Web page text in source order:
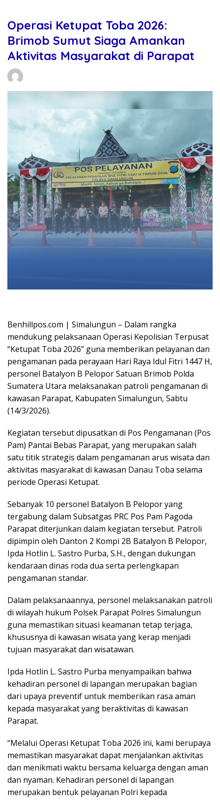
Operasi Ketupat Toba 2026:
Brimob Sumut Siaga Amankan
Aktivitas Masyarakat di Parapat
Benhillpos.com | Simalungun – Dalam rangka
mendukung pelaksanaan Operasi Kepolisian Terpusat
“Ketupat Toba 2026” guna memberikan pelayanan dan
pengamanan pada perayaan Hari Raya Idul Fitri 1447 H,
personel Batalyon B Pelopor Satuan Brimob Polda
Sumatera Utara melaksanakan patroli pengamanan di
kawasan Parapat, Kabupaten Simalungun, Sabtu
(14/3/2026).
Kegiatan tersebut dipusatkan di Pos Pengamanan (Pos
Pam) Pantai Bebas Parapat, yang merupakan salah
satu titik strategis dalam pengamanan arus wisata dan
aktivitas masyarakat di kawasan Danau Toba selama
periode Operasi Ketupat.
Sebanyak 10 personel Batalyon B Pelopor yang
tergabung dalam Subsatgas PRC Pos Pam Pagoda
Parapat diterjunkan dalam kegiatan tersebut. Patroli
dipimpin oleh Danton 2 Kompi 2B Batalyon B Pelopor,
Ipda Hotlin L. Sastro Purba, S.H., dengan dukungan
kendaraan dinas roda dua serta perlengkapan
pengamanan standar.
Dalam pelaksanaannya, personel melaksanakan patroli
di wilayah hukum Polsek Parapat Polres Simalungun
guna memastikan situasi keamanan tetap terjaga,
khususnya di kawasan wisata yang kerap menjadi
tujuan masyarakat dan wisatawan.
Ipda Hotlin L. Sastro Purba menyampaikan bahwa
kehadiran personel di lapangan merupakan bagian
dari upaya preventif untuk memberikan rasa aman
kepada masyarakat yang beraktivitas di kawasan
Parapat.
“Melalui Operasi Ketupat Toba 2026 ini, kami berupaya
memastikan masyarakat dapat menjalankan aktivitas
dan menikmati waktu bersama keluarga dengan aman
dan nyaman. Kehadiran personel di lapangan
merupakan bentuk pelayanan Polri kepada